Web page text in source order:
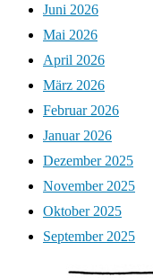
Juni 2026
Mai 2026
April 2026
März 2026
Februar 2026
Januar 2026
Dezember 2025
November 2025
Oktober 2025
September 2025